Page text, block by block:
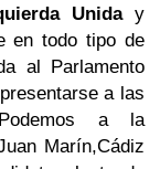
Uniday
en todo tipo de
al Parlamento
a las
a la
Marín,Cádiz